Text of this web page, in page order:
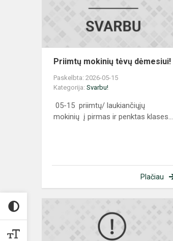
Priimtų mokinių tėvų dėmesiui!
Paskelbta: 2026-05-15
Kategorija: Svarbu!
05-15 priimtų/ laukiančiųjų
mokinių į pirmas ir penktas klases...
Plačiau